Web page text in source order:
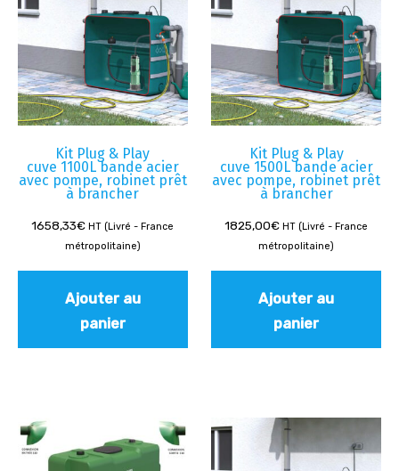
Kit Plug & Play
cuve 1100L bande acier
avec pompe, robinet prêt
à brancher
1658,33€ HT (Livré - France
métropolitaine)
Ajouter au
panier
Kit Plug & Play
cuve 1500L bande acier
avec pompe, robinet prêt
à brancher
1825,00€ HT (Livré - France
métropolitaine)
Ajouter au
panier